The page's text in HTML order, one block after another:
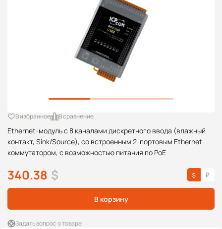
Ethernet-модуль с 8 каналами дискретного ввода (влажный
контакт, Sink/Source), со встроенным 2-портовым Ethernet-
коммутатором, с возможностью питания по PoE
В избранное В сравнение
340.38 $
В корзину
Задать вопрос о товаре